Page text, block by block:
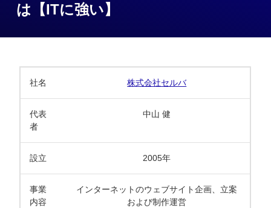
は【ITに強い】
社名 株式会社セルバ
代表
者
中山 健
設立 2005年
事業
内容
インターネットのウェブサイト企画、立案
および制作運営